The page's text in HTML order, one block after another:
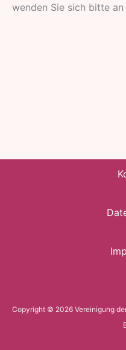
wenden Sie sich bitte
Copyright © 2026 Vereinigung